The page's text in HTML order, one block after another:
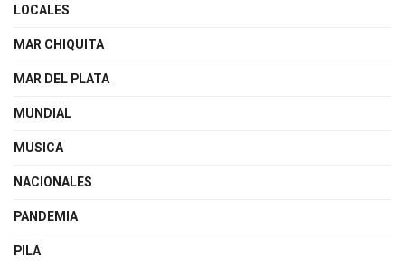
LOCALES
MAR CHIQUITA
MAR DEL PLATA
MUNDIAL
MUSICA
NACIONALES
PANDEMIA
PILA